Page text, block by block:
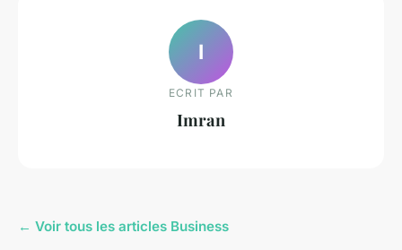
I
ECRIT PAR
Imran
← Voir tous les articles Business